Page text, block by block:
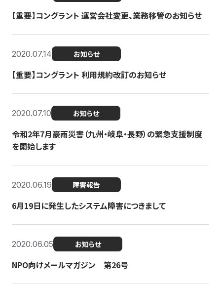
【重要】コングラント 運営会社変更、業務移管のお知らせ
2020.07.14 お知らせ
【重要】コングラント 利用規約改訂のお知らせ
2020.07.10 お知らせ
令和2年7月豪雨災害（九州・岐阜・長野）の緊急支援制度
を開始します
2020.06.19 障害報告
6月19日に発生したシステム障害につきまして
2020.06.05 お知らせ
NPO向けメールマガジン 第26号